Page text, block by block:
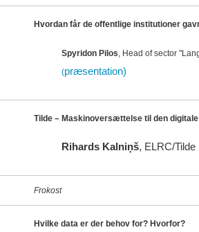
Hvordan får de offentlige institutioner
Spyridon Pilos, Head of sector
(præsentation)
Tilde – Maskinoversættelse til den
Rihards Kalniņš, ELRC/Tilde
Frokost
Hvilke data er der behov for? Hvorfor?